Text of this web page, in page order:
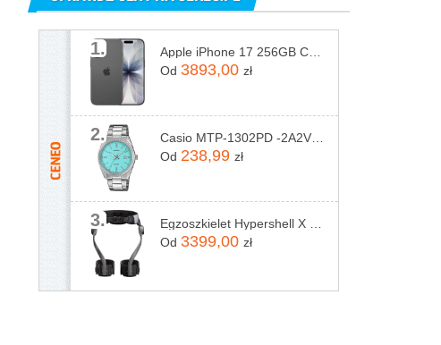
1.
Od 3893,00 zł
2.
Od 238,99 zł
3.
Od 3399,00 zł